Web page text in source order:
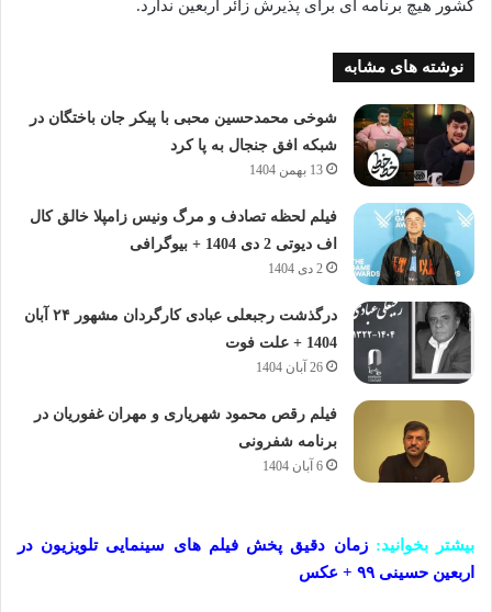
کشور هیچ برنامه ای برای پذیرش زائر اربعین ندارد.
نوشته های مشابه
شوخی محمدحسین محبی با پیکر جان باختگان در
شبکه افق جنجال به پا کرد
13 بهمن 1404
فیلم لحظه تصادف و مرگ ونیس زامپلا خالق کال
اف دیوتی 2 دی 1404 + بیوگرافی
2 دی 1404
درگذشت رجبعلی عبادی کارگردان مشهور ۲۴ آبان
1404 + علت فوت
26 آبان 1404
فیلم رقص محمود شهریاری و مهران غفوریان در
برنامه شفرونی
6 آبان 1404
بیشتر بخوانید:زمان دقیق پخش فیلم های سینمایی تلویزیون در
اربعین حسینی ۹۹ + عکس